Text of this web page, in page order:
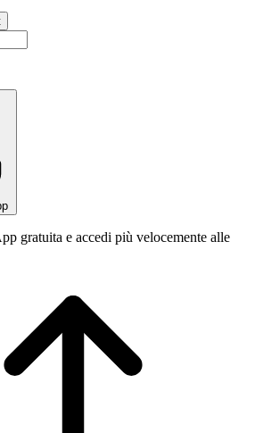
gratuita e accedi più velocemente alle